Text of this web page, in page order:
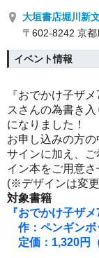
大垣書店堀川新
〒602-8242 京
イベント情報
『おでかけ子ザ
スさんの為書き入
になりました！
お申し込みの方の
サインに加え、
イン本をご用意さ
(※デザインは変
対象書籍
『おでかけ子ザメ
作：ペンギン
定価：1,320円